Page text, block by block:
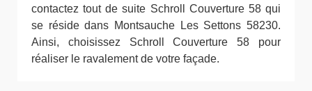
contactez tout de suite Schroll Couverture 58 qui
se réside dans Montsauche Les Settons 58230.
Ainsi, choisissez Schroll Couverture 58 pour
réaliser le ravalement de votre façade.